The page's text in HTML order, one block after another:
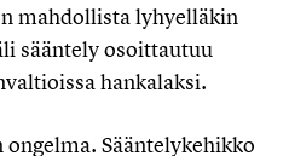
mahdollista lyhyelläkin
sääntely osoittautuu
hankalaksi.
Sääntelykehikko